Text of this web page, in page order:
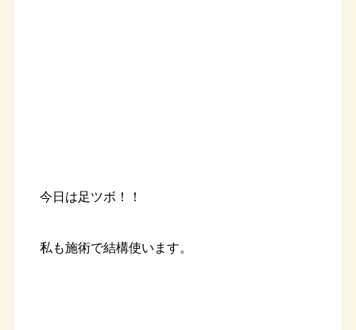
今日は足ツボ！！
私も施術で結構使います。